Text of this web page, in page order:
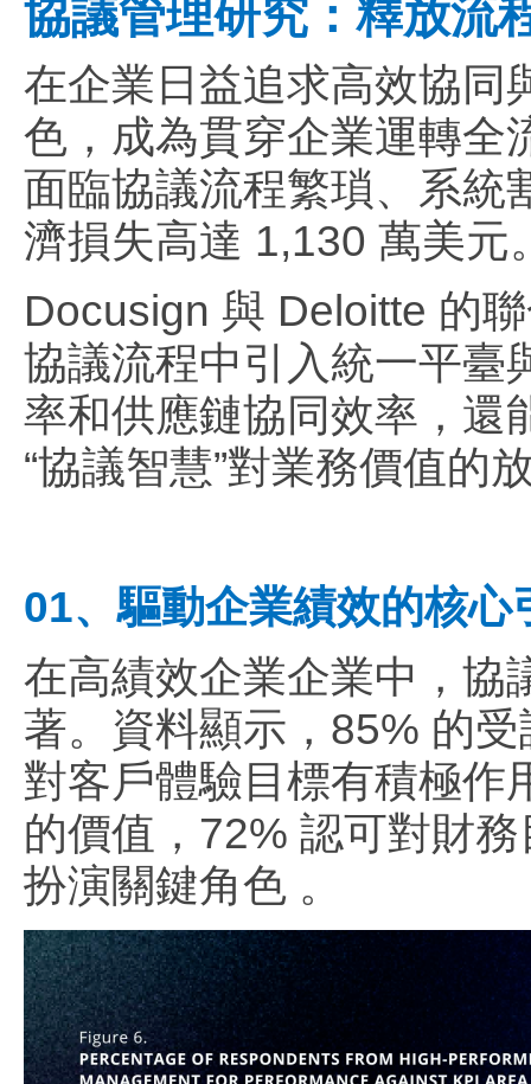
協議管理研究：釋放流
在企業日益追求高效協同
色，成為貫穿企業運轉全
面臨協議流程繁瑣、系統
濟損失高達 1,130 萬美元
Docusign 與 Deloitte 的
協議流程中引入統一平臺
率和供應鏈協同效率，還
“協議智慧”對業務價值的
01、驅動企業績效的核心
在高績效企業企業中，協
著。資料顯示，85% 的
對客戶體驗目標有積極作
的價值，72% 認可對財
扮演關鍵角色 。